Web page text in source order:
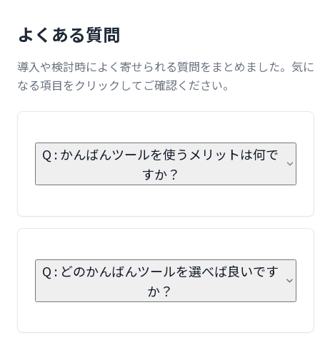
よくある質問
導入や検討時によく寄せられる質問をまとめました。気に
なる項目をクリックしてご確認ください。
Q : かんばんツールを使うメリットは何で
すか？
Q : どのかんばんツールを選べば良いです
か？